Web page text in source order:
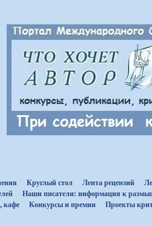
Круглый стол Лента рецензий
Наши писатели: информация к
кафе
Kонкурсы и премии Проекты